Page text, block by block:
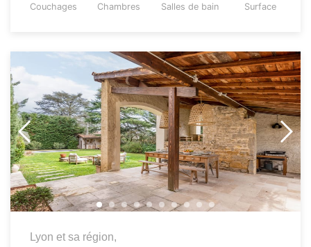
Couchages Chambres Salles de bain Surface
Lyon et sa région,